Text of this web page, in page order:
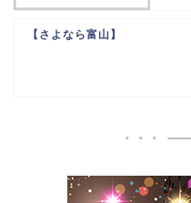
【さよなら富山】